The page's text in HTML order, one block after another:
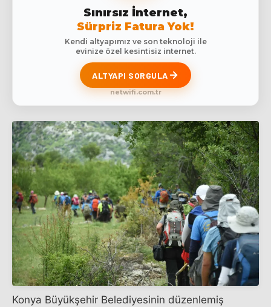
Sınırsız İnternet,
Sürpriz Fatura Yok!
Kendi altyapımız ve son teknoloji ile
evinize özel kesintisiz internet.
ALTYAPI SORGULA
netwifi.com.tr
Konya Büyükşehir Belediyesinin düzenlemiş